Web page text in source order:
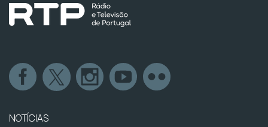
NOTÍCIAS